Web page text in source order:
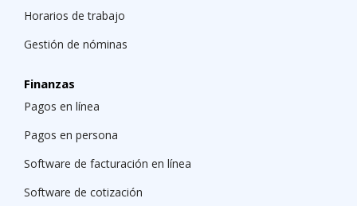
Horarios de trabajo
Gestión de nóminas
Finanzas
Pagos en línea
Pagos en persona
Software de facturación en línea
Software de cotización